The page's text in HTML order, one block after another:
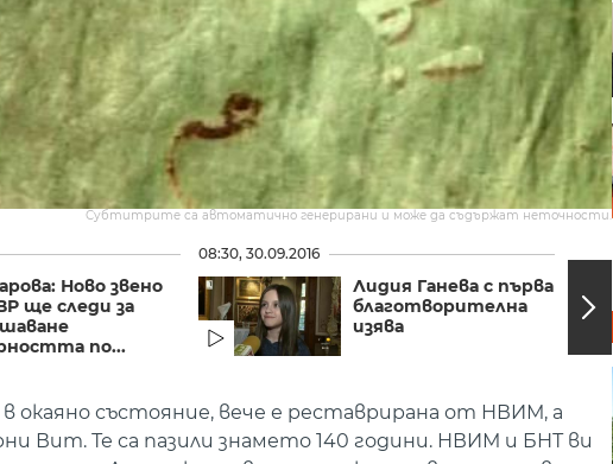
Субтитрите са автоматично генерирани и може да съдържат неточности.
Ново звено
ще следи за
по...
08:30, 30.09.2016
Лидия Ганева с първа
благотворителна
изява
окаяно състояние, вече е реставрирана от НВИМ, а
Вит. Те са пазили знамето 140 години. НВИМ и БНТ ви